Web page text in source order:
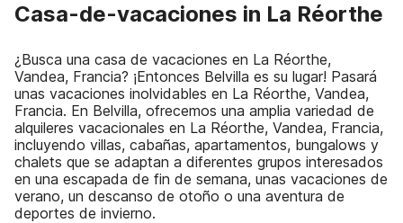
Casa-de-vacaciones in La Réorthe
¿Busca una casa de vacaciones en La Réorthe,
Vandea, Francia? ¡Entonces Belvilla es su lugar! Pasará
unas vacaciones inolvidables en La Réorthe, Vandea,
Francia. En Belvilla, ofrecemos una amplia variedad de
alquileres vacacionales en La Réorthe, Vandea, Francia,
incluyendo villas, cabañas, apartamentos, bungalows y
chalets que se adaptan a diferentes grupos interesados
en una escapada de fin de semana, unas vacaciones de
verano, un descanso de otoño o una aventura de
deportes de invierno.